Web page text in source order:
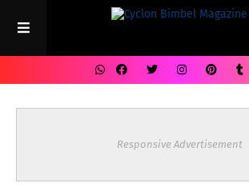
Responsive Advertisement